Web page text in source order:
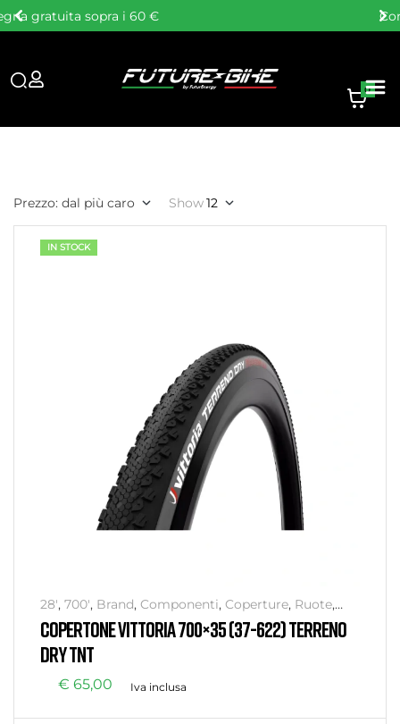
Consulenza personalizzata
0
Prezzo: dal più caro Show12
IN STOCK
28', 700', Brand, Componenti, Coperture, Ruote,
Senza categoria,VITTORIA
COPERTONE VITTORIA 700×35 (37-622) TERRENO
DRY TNT
€ 65,00 Iva inclusa